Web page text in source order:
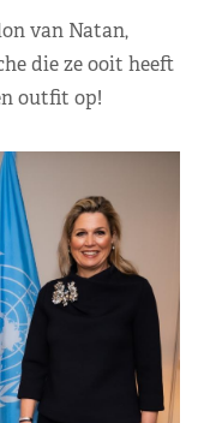
van Natan,
die ze ooit heeft
outfit op!